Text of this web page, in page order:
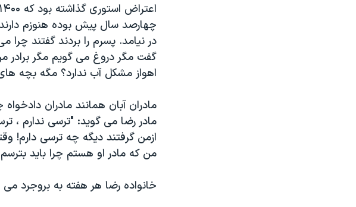
چهارصد سال پیش بوده هنوزم
گفت مگر دروغ می گویم مگر برادر
اهواز مشکل آب ندارد؟ مگه بچه
مادران آبان همانند مادران
مادر رضا می گوید: "ترسی ندارم ،
من که مادر او هستم چرا باید
خانواده رضا هر هفته به بروجرد